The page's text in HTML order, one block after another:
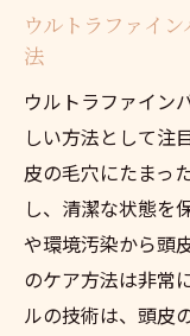
ウルトラファイ
法
ウルトラファイン
しい方法として注
皮の毛穴にたまっ
し、清潔な状態を
や環境汚染から頭
のケア方法は非常
ルの技術は、頭皮